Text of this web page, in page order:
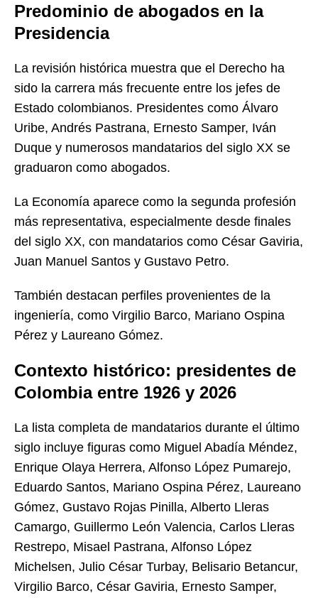
Predominio de abogados en la
Presidencia
La revisión histórica muestra que el Derecho ha
sido la carrera más frecuente entre los jefes de
Estado colombianos. Presidentes como Álvaro
Uribe, Andrés Pastrana, Ernesto Samper, Iván
Duque y numerosos mandatarios del siglo XX se
graduaron como abogados.
La Economía aparece como la segunda profesión
más representativa, especialmente desde finales
del siglo XX, con mandatarios como César Gaviria,
Juan Manuel Santos y Gustavo Petro.
También destacan perfiles provenientes de la
ingeniería, como Virgilio Barco, Mariano Ospina
Pérez y Laureano Gómez.
Contexto histórico: presidentes de
Colombia entre 1926 y 2026
La lista completa de mandatarios durante el último
siglo incluye figuras como Miguel Abadía Méndez,
Enrique Olaya Herrera, Alfonso López Pumarejo,
Eduardo Santos, Mariano Ospina Pérez, Laureano
Gómez, Gustavo Rojas Pinilla, Alberto Lleras
Camargo, Guillermo León Valencia, Carlos Lleras
Restrepo, Misael Pastrana, Alfonso López
Michelsen, Julio César Turbay, Belisario Betancur,
Virgilio Barco, César Gaviria, Ernesto Samper,